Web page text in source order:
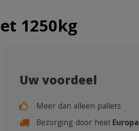
1250kg
Uw voordeel
Meer dan alleen pallets
Bezorging door heel Europa